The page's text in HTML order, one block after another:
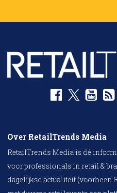
Over RetailTrends Media
RetailTrends Media is dé
voor professionals in retail &
dagelijkse actualiteit (voorheen